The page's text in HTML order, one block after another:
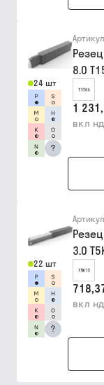
24 шт
?
Артикул
8.0
1
вкл
22 шт
?
Артикул
3.0
вкл